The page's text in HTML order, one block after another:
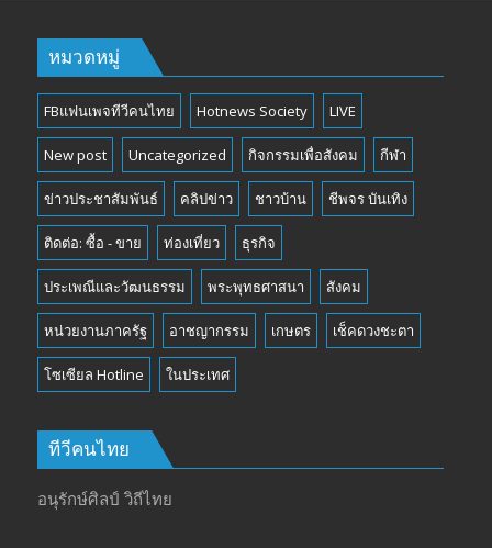
หมวดหมู่
FBแฟนเพจทีวีคนไทย Hotnews Society LIVE
New post Uncategorized กิจกรรมเพื่อสังคม กีฬา
ข่าวประชาสัมพันธ์ คลิปข่าว ชาวบ้าน ชีพจร บันเทิง
ติดต่อ: ซื้อ - ขาย ท่องเที่ยว ธุรกิจ
ประเพณีและวัฒนธรรม พระพุทธศาสนา สังคม
หน่วยงานภาครัฐ อาชญากรรม เกษตร เช็คดวงชะตา
โซเซียล Hotline ในประเทศ
ทีวีคนไทย
อนุรักษ์ศิลป์ วิถีไทย